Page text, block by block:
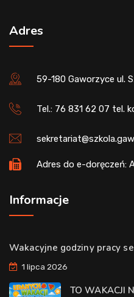
Adres
59-180 Gaworzyce ul.
Tel.: 76 831 62 07 tel.
Adres do e-doręczeń:
Informacje
Wakacyjne godziny pracy
1 lipca 2026
TO WAKACJI